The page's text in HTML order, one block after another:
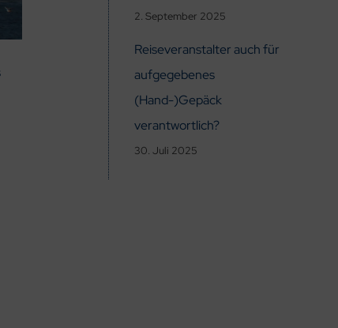
2. September 2025
Reiseveranstalter auch für
aufgegebenes
(Hand-)Gepäck
verantwortlich?
30. Juli 2025